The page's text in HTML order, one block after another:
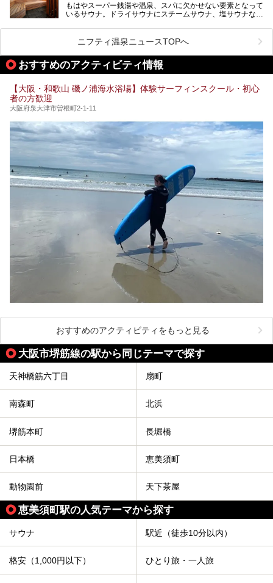
ケやボウリングといった遊び場もあり、友人同士やカップル
で“遊び+癒し”の一日を過ごすのにもぴったり。
処にいたるまで魅力をたっぷり堪能してきたので、その全容
大規模リニューアルの全容を確認すべく、リニューアルプレ
オープンイベントに行ってきました！今回はそのリニューア
もはやスーパー銭湯や温泉、スパに欠かせない要素となって
いるサウナ。ドライサウナにスチームサウナ、塩サウナな
ペース、ロウリュウなど、心ゆくまで楽しむためのサービス
が充実した施設も多くみられます。
今回はそんなサウナにこだわった、大阪府内のオススメ温
泉・銭湯・スパを30件紹介したいと思います！
ニフティ温泉ニュースTOPへ
おすすめのアクティビティ情報
【大阪・和歌山 磯ノ浦海水浴場】体験サーフィンスクール・初心
者の方歓迎
大阪府泉大津市曽根町2-1-11
おすすめのアクティビティをもっと見る
大阪市堺筋線の駅から同じテーマで探す
天神橋筋六丁目 扇町
南森町 北浜
堺筋本町 長堀橋
日本橋 恵美須町
動物園前 天下茶屋
恵美須町駅の人気テーマから探す
サウナ 駅近（徒歩10分以内）
格安（1,000円以下） ひとり旅・一人旅